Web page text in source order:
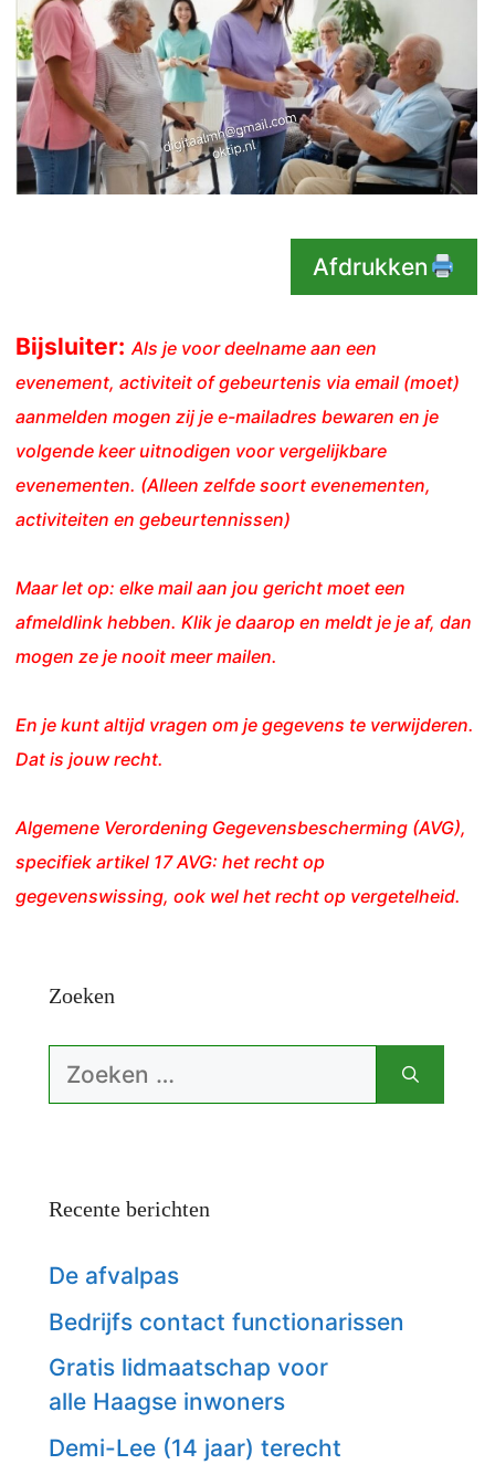
Afdrukken
Bijsluiter: Als je voor deelname aan een
evenement, activiteit of gebeurtenis via email (moet)
aanmelden mogen zij je e-mailadres bewaren en je
volgende keer uitnodigen voor vergelijkbare
evenementen. (Alleen zelfde soort evenementen,
activiteiten en gebeurtennissen)
Maar let op: elke mail aan jou gericht moet een
afmeldlink hebben. Klik je daarop en meldt je je af, dan
mogen ze je nooit meer mailen.
En je kunt altijd vragen om je gegevens te verwijderen.
Dat is jouw recht.
Algemene Verordening Gegevensbescherming (AVG),
specifiek artikel 17 AVG: het recht op
gegevenswissing, ook wel het recht op vergetelheid.
Zoeken
Zoek
naar:
Recente berichten
De afvalpas
Bedrijfs contact functionarissen
Gratis lidmaatschap voor
alle Haagse inwoners
Demi-Lee (14 jaar) terecht